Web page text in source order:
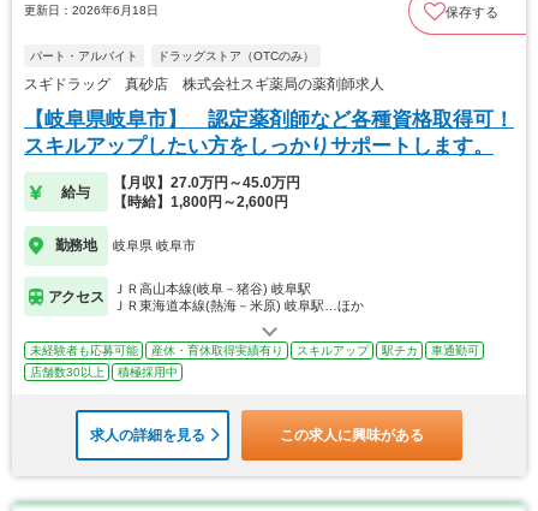
更新日：2026年6月18日 保存する
パート・アルバイト ドラッグストア（OTCのみ）
スギドラッグ 真砂店 株式会社スギ薬局の薬剤師求人
【岐阜県岐阜市】 認定薬剤師など各種資格取得可！
スキルアップしたい方をしっかりサポートします。
給与
【月収】27.0万円～45.0万円
【時給】1,800円～2,600円
勤務地 岐阜県 岐阜市
アクセス
ＪＲ高山本線(岐阜－猪谷) 岐阜駅
ＪＲ東海道本線(熱海－米原) 岐阜駅…ほか
未経験者も応募可能 産休・育休取得実績有り スキルアップ 駅チカ
車通勤可
店舗数30以上
積極採用中
求人の詳細を見る この求人に興味がある